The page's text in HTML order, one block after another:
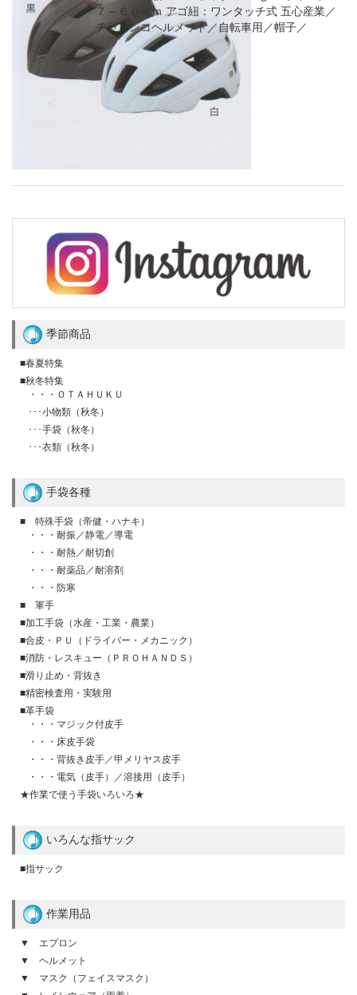
７～６０ｃｍ アゴ紐：ワンタッチ式 五心産業／
チャリンコヘルメット／自転車用／帽子／
季節商品
■春夏特集
■秋冬特集
・・・ＯＴＡＨＵＫＵ
･･･小物類（秋冬）
･･･手袋（秋冬）
･･･衣類（秋冬）
手袋各種
■ 特殊手袋（帝健・ハナキ）
・・・耐振／静電／導電
・・・耐熱／耐切創
・・・耐薬品／耐溶剤
・・・防寒
■ 軍手
■加工手袋（水産・工業・農業）
■合皮・ＰＵ（ドライバー・メカニック）
■消防・レスキュー（ＰＲＯＨＡＮＤＳ）
■滑り止め・背抜き
■精密検査用・実験用
■革手袋
・・・マジック付皮手
・・・床皮手袋
・・・背抜き皮手／甲メリヤス皮手
・・・電気（皮手）／溶接用（皮手）
★作業で使う手袋いろいろ★
いろんな指サック
■指サック
作業用品
▼ エプロン
▼ ヘルメット
▼ マスク（フェイスマスク）